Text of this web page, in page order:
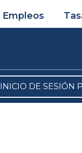
Empleos
INICIO DE SESIÓN